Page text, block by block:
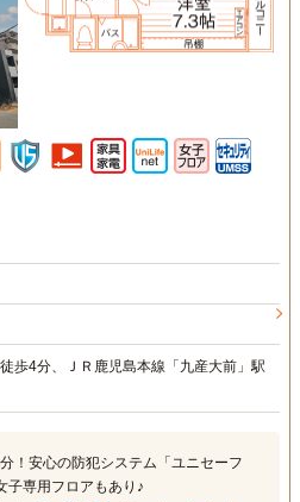
歩4分、ＪＲ鹿児島本線「九産大前」駅
！安心の防犯システム「ユニセーフ
子専用フロアもあり♪